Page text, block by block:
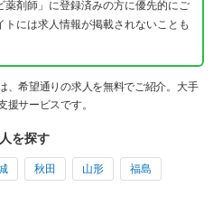
剤師」に登録済みの方に優先的にご
には求人情報が掲載されないことも
、希望通りの求人を無料でご紹介。大手
サービスです。
を探す
秋田 山形 福島